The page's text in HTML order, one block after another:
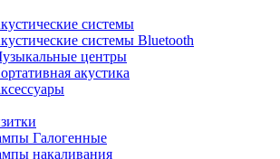
системы
системы Bluetooth
центры
акустика
Галогенные
накаливания